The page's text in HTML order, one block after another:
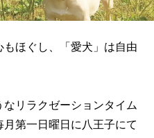
もほぐし、「愛犬」は自由
リラクゼーションタイム
第一日曜日に八王子にて